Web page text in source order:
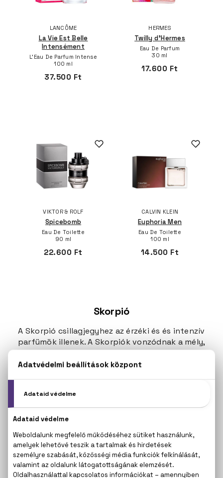
LANCÔME
La Vie Est Belle
Intensément
L'Eau De Parfum Intense
100 ml
37.500 Ft
HERMES
Twilly d'Hermes
Eau De Parfum
30 ml
17.600 Ft
VIKTOR & ROLF
Spicebomb
Eau De Toilette
90 ml
22.600 Ft
CALVIN KLEIN
Euphoria Men
Eau De Toilette
100 ml
14.500 Ft
Skorpió
A Skorpió csillagjegyhez az érzéki és és intenzív
parfümök illenek. A Skorpiók vonzódnak a mély,
fűszeres, orientális vagy gazdag virágos illatokhoz.
Az érzéki pézsma, édes vanília, bőr vagy fekete bors